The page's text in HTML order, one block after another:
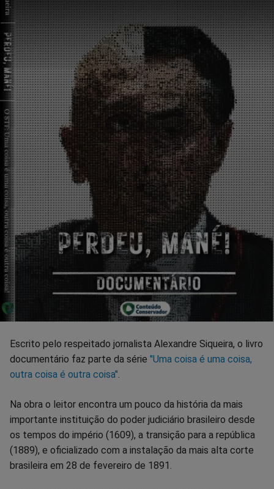
Escrito pelo respeitado jornalista Alexandre Siqueira, o livro
documentário faz parte da série "Uma coisa é uma coisa,
outra coisa é outra coisa".
Na obra o leitor encontra um pouco da história da mais
importante instituição do poder judiciário brasileiro desde
os tempos do império (1609), a transição para a república
(1889), e oficializado com a instalação da mais alta corte
brasileira em 28 de fevereiro de 1891.